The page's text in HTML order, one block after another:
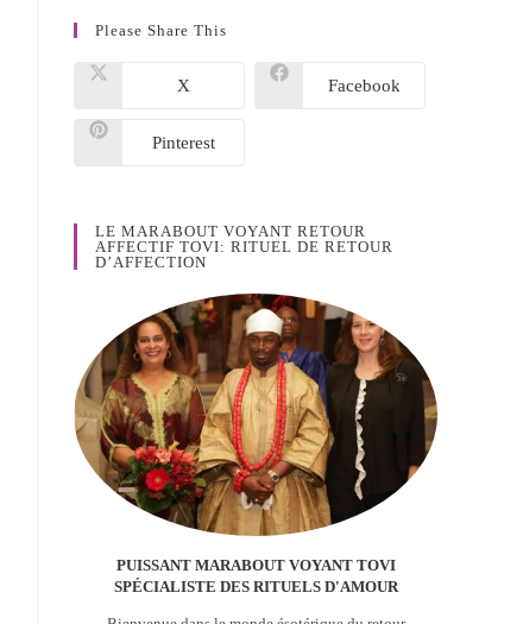
Please Share This
X Facebook
Pinterest
LE MARABOUT VOYANT RETOUR
AFFECTIF TOVI: RITUEL DE RETOUR
D’AFFECTION
PUISSANT MARABOUT VOYANT TOVI
SPÉCIALISTE DES RITUELS D'AMOUR